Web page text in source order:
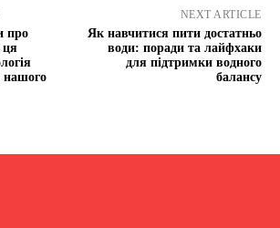
про
ця
нашого
NEXT ARTICLE
Як навчитися пити достатньо
води: поради та лайфхаки
для підтримки водного
балансу